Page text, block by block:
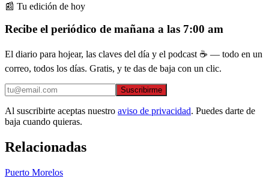
📰 Tu edición de hoy
Recibe el periódico de mañana a las 7:00 am
El diario para hojear, las claves del día y el podcast ☕ — todo en un
correo, todos los días. Gratis, y te das de baja con un clic.
Suscribirme
Al suscribirte aceptas nuestro aviso de privacidad. Puedes darte de
baja cuando quieras.
Relacionadas
Puerto Morelos